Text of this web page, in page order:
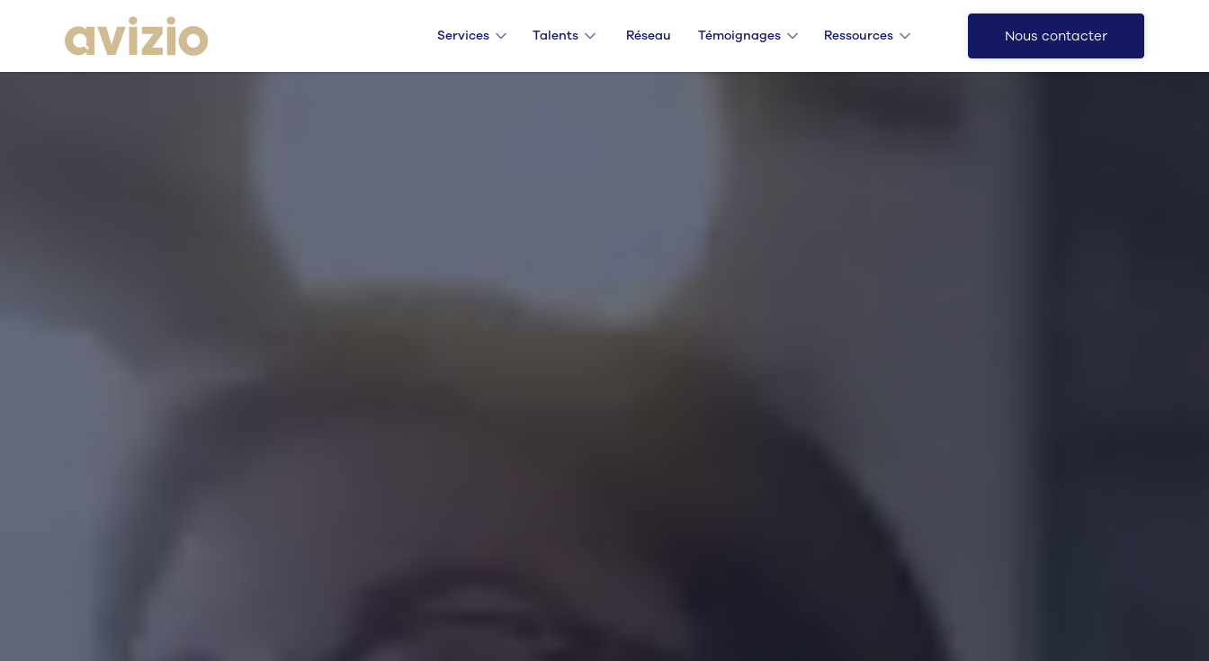
Services Talents Réseau Témoignages Ressources Nous contacter